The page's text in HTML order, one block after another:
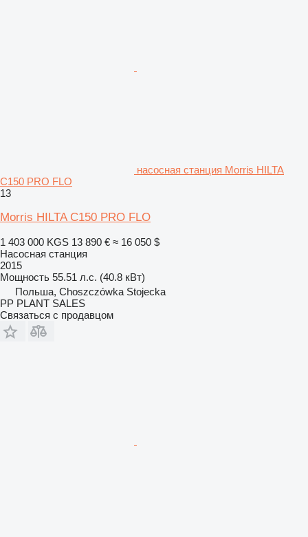
насосная станция Morris HILTA
C150 PRO FLO
13
Morris HILTA C150 PRO FLO
1 403 000 KGS 13 890 € ≈ 16 050 $
Насосная станция
2015
Мощность 55.51 л.с. (40.8 кВт)
Польша, Choszczówka Stojecka
PP PLANT SALES
Связаться с продавцом